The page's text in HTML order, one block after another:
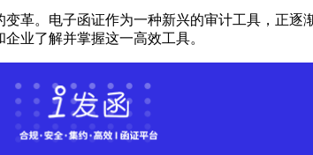
革。电子函证作为一种新兴的审计工具，正
业了解并掌握这一高效工具。